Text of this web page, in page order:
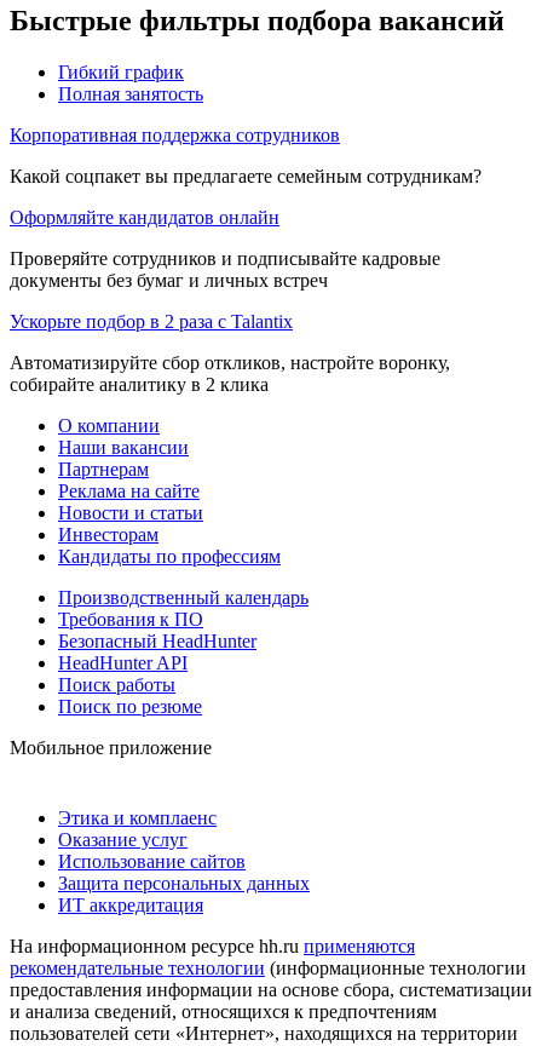
Быстрые фильтры подбора вакансий
Гибкий график
Полная занятость
Корпоративная поддержка сотрудников
Какой соцпакет вы предлагаете семейным сотрудникам?
Оформляйте кандидатов онлайн
Проверяйте сотрудников и подписывайте кадровые
документы без бумаг и личных встреч
Ускорьте подбор в 2 раза с Talantix
Автоматизируйте сбор откликов, настройте воронку,
собирайте аналитику в 2 клика
О компании
Наши вакансии
Партнерам
Реклама на сайте
Новости и статьи
Инвесторам
Кандидаты по профессиям
Производственный календарь
Требования к ПО
Безопасный HeadHunter
HeadHunter API
Поиск работы
Поиск по резюме
Мобильное приложение
Этика и комплаенс
Оказание услуг
Использование сайтов
Защита персональных данных
ИТ аккредитация
На информационном ресурсе hh.ru применяются
рекомендательные технологии (информационные технологии
предоставления информации на основе сбора, систематизации
и анализа сведений, относящихся к предпочтениям
пользователей сети «Интернет», находящихся на территории